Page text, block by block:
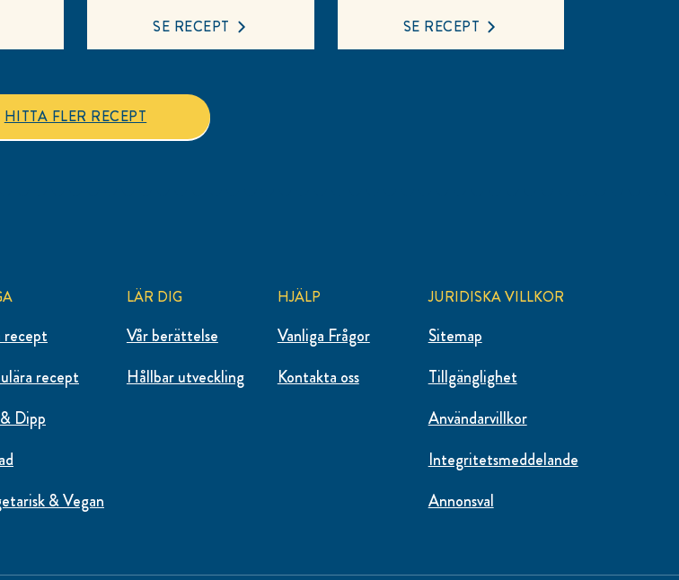
SE RECEPT SE RECEPT
HITTA FLER RECEPT
recept
recept
Dipp
& Vegan
LÄR DIG
Vår berättelse
Hållbar utveckling
HJÄLP
Vanliga Frågor
Kontakta oss
JURIDISKA VILLKOR
Sitemap
Tillgänglighet
Användarvillkor
Integritetsmeddelande
Ändra Inställningarna